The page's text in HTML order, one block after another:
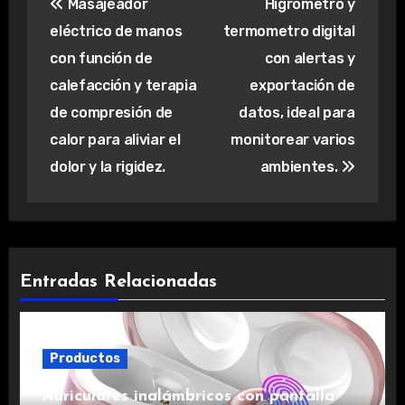
de
entradas
Masajeador
eléctrico de manos
con función de
calefacción y terapia
de compresión de
calor para aliviar el
dolor y la rigidez.
Higrometro y
termometro digital
con alertas y
exportación de
datos, ideal para
monitorear varios
ambientes.
Entradas Relacionadas
Productos
Auriculares inalámbricos con pantalla